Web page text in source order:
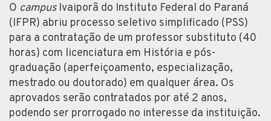
O campusIvaiporã do Instituto Federal do Paraná
(IFPR) abriu processo seletivo simplificado (PSS)
para a contratação de um professor substituto (40
horas) com licenciatura em História e pós-
graduação (aperfeiçoamento, especialização,
mestrado ou doutorado) em qualquer área. Os
aprovados serão contratados por até 2 anos,
podendo ser prorrogado no interesse da instituição.